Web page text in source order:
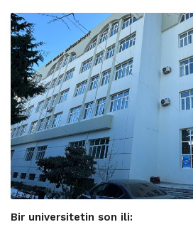
Bir universitetin son ili: